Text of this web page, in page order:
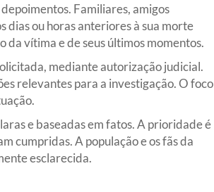
Familiares, amigos
dias ou horas anteriores à sua morte
vítima e de seus últimos momentos.
mediante autorização judicial.
relevantes para a investigação. O foco
e baseadas em fatos. A prioridade é
cumpridas. A população e os fãs da
esclarecida.